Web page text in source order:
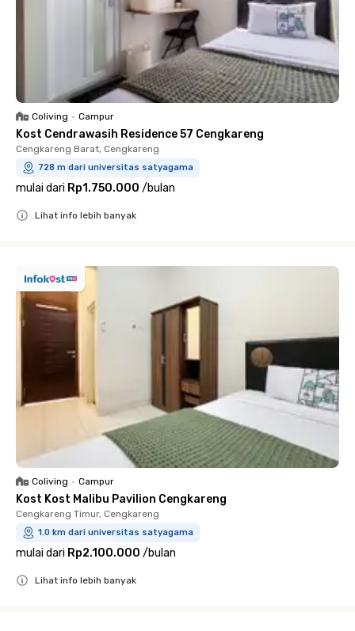
Coliving • Campur
Kost Cendrawasih Residence 57 Cengkareng
Cengkareng Barat, Cengkareng
728 m dari universitas satyagama
mulai dari Rp1.750.000 /bulan
Lihat info lebih banyak
Coliving • Campur
Kost Kost Malibu Pavilion Cengkareng
Cengkareng Timur, Cengkareng
1.0 km dari universitas satyagama
mulai dari Rp2.100.000 /bulan
Lihat info lebih banyak